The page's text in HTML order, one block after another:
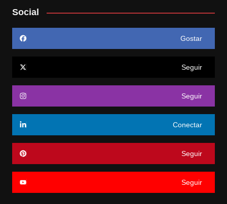
Social
Gostar
Seguir
Seguir
Conectar
Seguir
Seguir